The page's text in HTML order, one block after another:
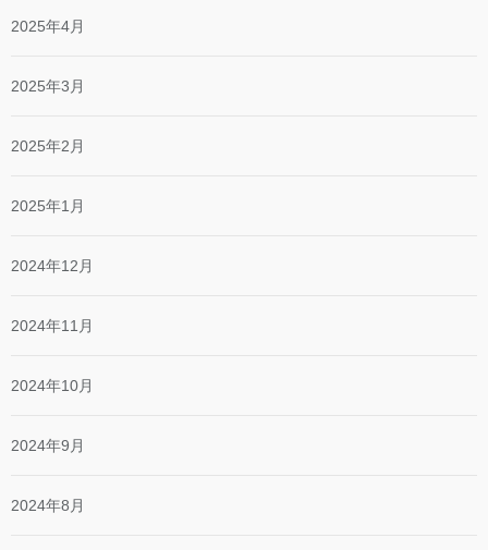
2025年4月
2025年3月
2025年2月
2025年1月
2024年12月
2024年11月
2024年10月
2024年9月
2024年8月